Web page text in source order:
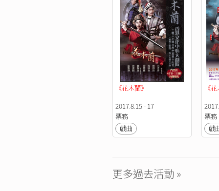
《花木蘭》
2017.8.15 - 17
票務
戲曲
《
票務
戲
更多過去活動 »